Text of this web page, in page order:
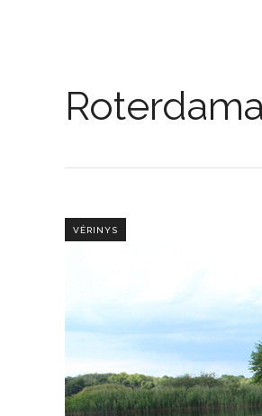
VĖRINYS